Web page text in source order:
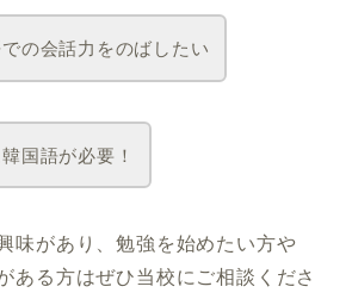
の会話力をのばしたい
国語が必要！
味があり、勉強を始めたい方や
ある方はぜひ当校にご相談くださ